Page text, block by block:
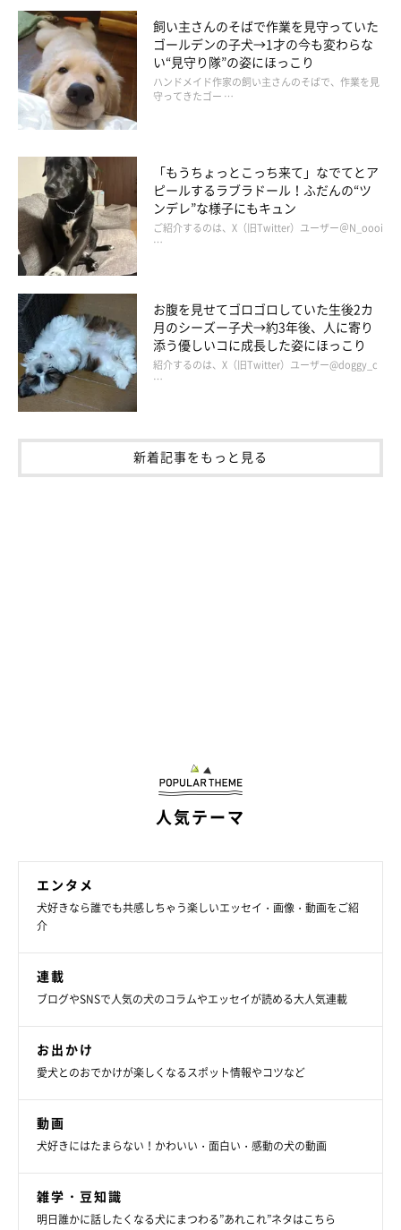
ももと天空 プロフィール
柴犬もも（2012年生まれ・メス）黒猫の天（2015年生まれ・オ
ス）キジトラの空(??年生まれ・オス)と暮らす日常を、ほのぼの
楽しく伝える動画が話題の、チャンネル登録者数40万人超えの人
気YOUTUBER。かわいいイラストにもファンが多い
飼い主さんのそばで作業を見守っていた
ゴールデンの子犬→1才の今も変わらな
い“見守り隊”の姿にほっこり
ハンドメイド作家の飼い主さんのそばで、作業を見
守ってきたゴー …
「もうちょっとこっち来て」なでてとア
ピールするラブラドール！ふだんの“ツ
ンデレ”な様子にもキュン
ご紹介するのは、X（旧Twitter）ユーザー＠N_oooi
…
お腹を見せてゴロゴロしていた生後2カ
月のシーズー子犬→約3年後、人に寄り
添う優しいコに成長した姿にほっこり
紹介するのは、X（旧Twitter）ユーザー@doggy_c
…
新着記事をもっと見る
人気テーマ
エンタメ
犬好きなら誰でも共感しちゃう楽しいエッセイ・画像・動画をご紹
介
連載
ブログやSNSで人気の犬のコラムやエッセイが読める大人気連載
お出かけ
愛犬とのおでかけが楽しくなるスポット情報やコツなど
動画
犬好きにはたまらない！かわいい・面白い・感動の犬の動画
雑学・豆知識
明日誰かに話したくなる犬にまつわる”あれこれ”ネタはこちら